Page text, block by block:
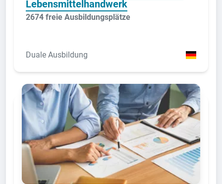
Lebensmittelhandwerk
2674 freie Ausbildungsplätze
Duale Ausbildung